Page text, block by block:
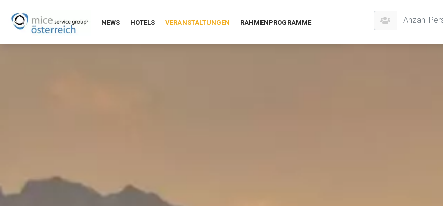
NEWS HOTELS VERANSTALTUNGEN RAHMENPROGRAMME